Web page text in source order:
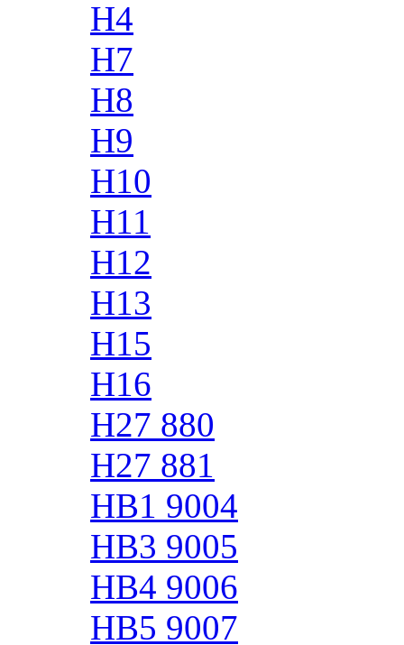
H4
H7
H8
H9
H10
H11
H12
H13
H15
H16
H27 880
H27 881
HB1 9004
HB3 9005
HB4 9006
HB5 9007